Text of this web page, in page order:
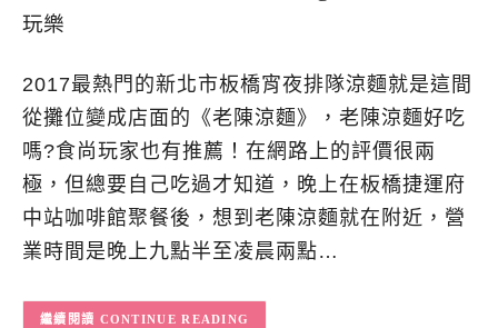
2017最熱門的新北市板橋宵夜排隊涼麵就是這間
從攤位變成店面的《老陳涼麵》，老陳涼麵好吃
嗎?食尚玩家也有推薦！在網路上的評價很兩
極，但總要自己吃過才知道，晚上在板橋捷運府
中站咖啡館聚餐後，想到老陳涼麵就在附近，營
業時間是晚上九點半至凌晨兩點…
CONTINUE READING